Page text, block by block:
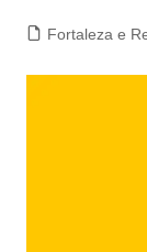
Fortaleza e